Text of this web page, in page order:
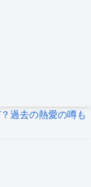
過去の熱愛の噂も